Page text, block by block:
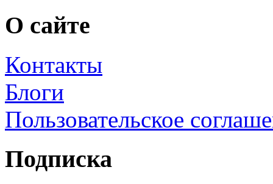
О сайте
Контакты
Блоги
Пользовательское
Подписка